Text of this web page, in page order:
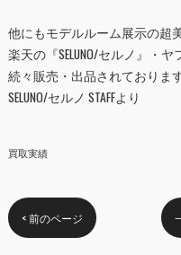
他にもモデルルーム展示の超
楽天の『SELUNO/セルノ 』・ヤ
続々販売・出品されておりま
SELUNO/セルノ STAFFより
買取実績
< 前のページ